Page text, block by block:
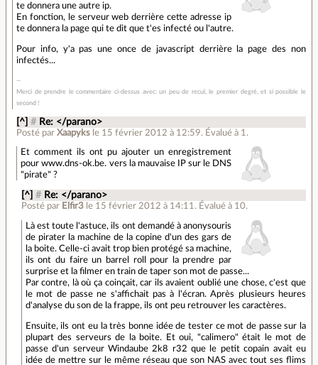
te donnera une autre ip.
En fonction, le serveur web derrière cette adresse ip
te donnera la page qui te dit que t'es infecté ou l'autre.
Pour info, y'a pas une once de javascript derrière la page des non
infectés...
Merci de prendre le commentaire ci-dessus avec: un peu de recul, le premier degré, et si possible le
second !
[^] # Re: </parano>
Posté par Xaapyks le 15 février 2012 à 12:59. Évalué à 1 .
Et comment ils ont pu ajouter un enregistrement
pour www.dns-ok.be. vers la mauvaise IP sur le DNS
"pirate" ?
[^] # Re: </parano>
Posté par Elfir3 le 15 février 2012 à 14:11 . Évalué à 10.
Là est toute l'astuce, ils ont demandé à anonysouris
de pirater la machine de la copine d'un des gars de
la boite. Celle-ci avait trop bien protégé sa machine,
ils ont du faire un barrel roll pour la prendre par
surprise et la filmer en train de taper son mot de passe...
Par contre, là où ça coinçait, car ils avaient oublié une chose, c'est que
le mot de passe ne s'affichait pas à l'écran. Après plusieurs heures
d'analyse du son de la frappe, ils ont peu retrouver les caractères.
Ensuite, ils ont eu la très bonne idée de tester ce mot de passe sur la
plupart des serveurs de la boite. Et oui, "calimero" était le mot de
passe d'un serveur Windaube 2k8 r32 que le petit copain avait eu
idée de mettre sur le même réseau que son NAS avec tout ses flims